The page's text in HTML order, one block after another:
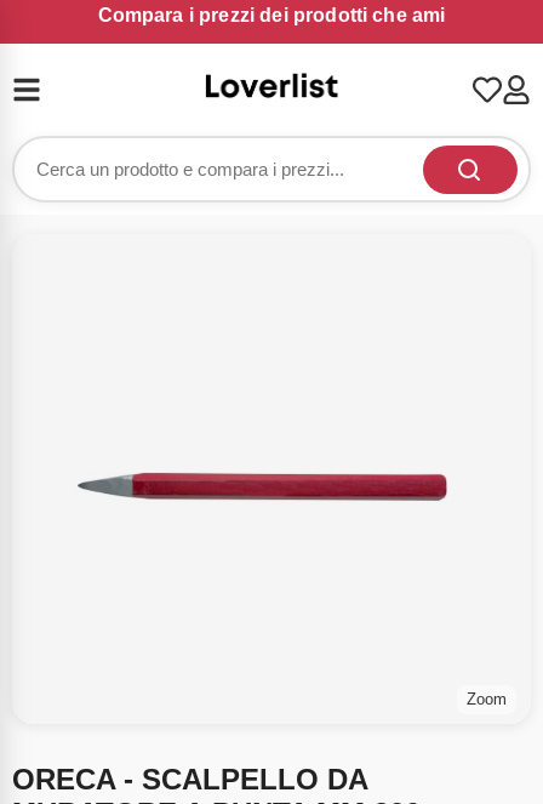
Compara i prezzi dei prodotti che ami
Zoom
ORECA - SCALPELLO DA